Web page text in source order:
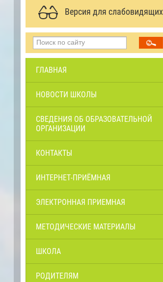
Версия для слабовидящих
ГЛАВНАЯ
НОВОСТИ ШКОЛЫ
СВЕДЕНИЯ ОБ ОБРАЗОВАТЕЛЬНОЙ
ОРГАНИЗАЦИИ
КОНТАКТЫ
ИНТЕРНЕТ-ПРИЁМНАЯ
ЭЛЕКТРОННАЯ ПРИЕМНАЯ
МЕТОДИЧЕСКИЕ МАТЕРИАЛЫ
ШКОЛА
РОДИТЕЛЯМ